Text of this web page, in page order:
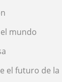
mundo
el futuro de la